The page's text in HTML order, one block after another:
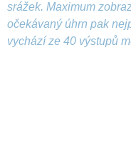
srážek. Maximum
očekávaný úhrn pak
vychází ze 40 výstupů